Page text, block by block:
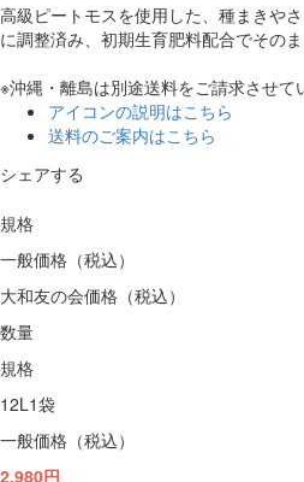
高級ピートモスを使用した、種まきや
に調整済み、初期生育肥料配合でそのま
※沖縄・離島は別途送料をご請求させて
アイコンの説明はこちら
送料のご案内はこちら
シェアする
規格
一般価格（税込）
大和友の会価格（税込）
数量
規格
12L1袋
一般価格（税込）
2,980円